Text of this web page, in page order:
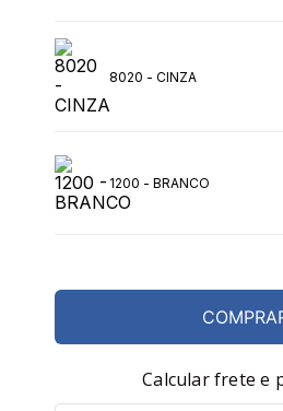
8020 - CINZA
1200 - BRANCO
Calcular frete e